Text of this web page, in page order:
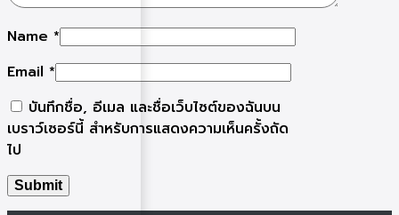
Name *
Email *
บันทึกชื่อ, อีเมล และชื่อเว็บไซต์ของฉันบน
เบราว์เซอร์นี้ สำหรับการแสดงความเห็นครั้งถัด
ไป